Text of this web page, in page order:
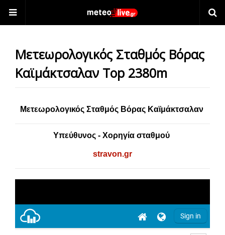
Μετεωρολογικός Σταθμός Βόρας
Καϊμάκτσαλαν Top 2380m
Μετεωρολογικός Σταθμός Βόρας Καϊμάκτσαλαν
Υπεύθυνος - Χορηγία σταθμού
stravon.gr